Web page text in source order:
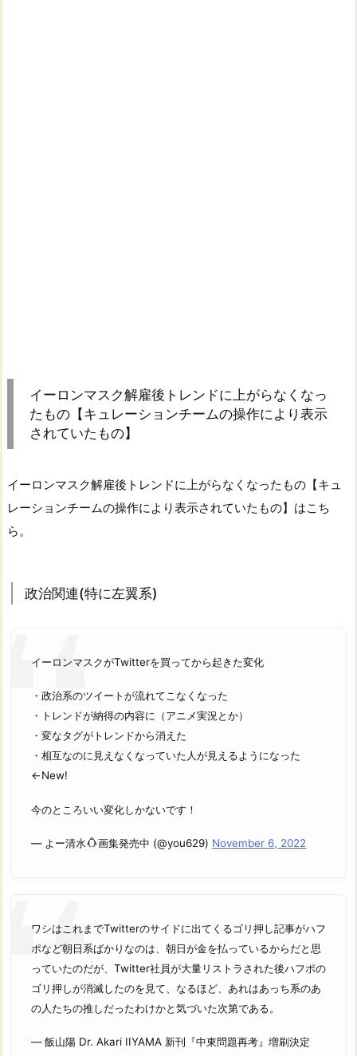
イーロンマスク解雇後トレンドに上がらなくなっ
たもの【キュレーションチームの操作により表示
されていたもの】
イーロンマスク解雇後トレンドに上がらなくなったもの【キュ
レーションチームの操作により表示されていたもの】はこち
ら。
政治関連(特に左翼系)
イーロンマスクがTwitterを買ってから起きた変化
・政治系のツイートが流れてこなくなった
・トレンドが納得の内容に（アニメ実況とか）
・変なタグがトレンドから消えた
・相互なのに見えなくなっていた人が見えるようになった
←New!
今のところいい変化しかないです！
— よー清水 画集発売中 (@you629) November 6, 2022
ワシはこれまでTwitterのサイドに出てくるゴリ押し記事がハフ
ポなど朝日系ばかりなのは、朝日が金を払っているからだと思
っていたのだが、Twitter社員が大量リストラされた後ハフポの
ゴリ押しが消滅したのを見て、なるほど、あれはあっち系のあ
の人たちの推しだったわけかと気づいた次第である。
— 飯山陽 Dr. Akari IIYAMA 新刊『中東問題再考』増刷決定